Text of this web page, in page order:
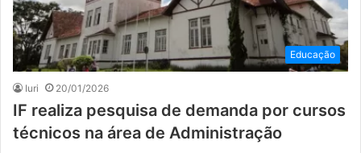
Educação
Iuri 20/01/2026
IF realiza pesquisa de demanda por cursos
técnicos na área de Administração